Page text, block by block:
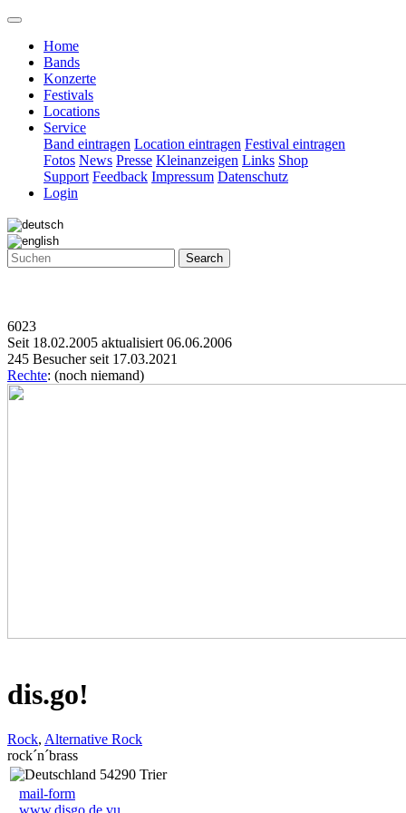
Home
Bands
Konzerte
Festivals
Locations
Service
Band eintragen Location eintragen Festival eintragen
Fotos News Presse Kleinanzeigen Links Shop
Support Feedback Impressum Datenschutz
Login
Search
6023
Seit 18.02.2005 aktualisiert 06.06.2006
245 Besucher seit 17.03.2021
Rechte: (noch niemand)
dis.go!
Rock, Alternative Rock
rock´n´brass
54290 Trier
mail-form
www.disgo.de.vu